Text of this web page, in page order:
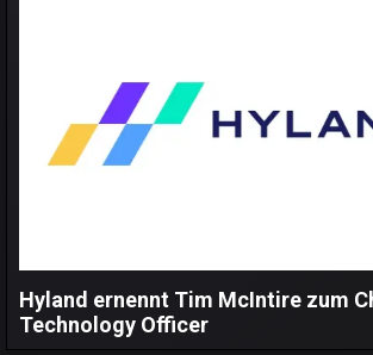
Hyland ernennt Tim McIntire zum
Technology Officer